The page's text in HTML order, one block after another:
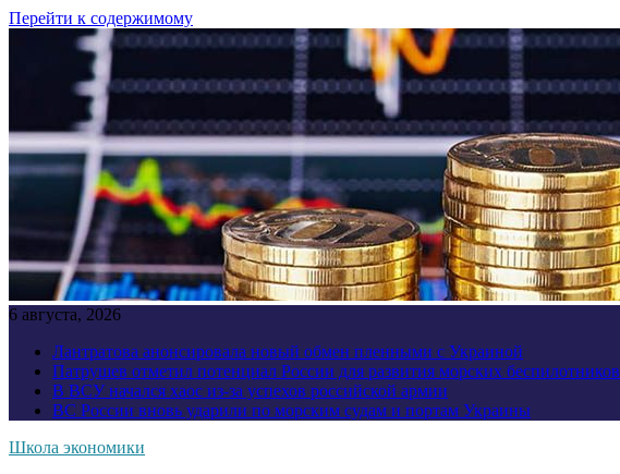
Перейти к содержимому
6 августа, 2026
Лантратова анонсировала новый обмен пленными с Украиной
Патрушев отметил потенциал России для развития морских беспилотников
В ВСУ начался хаос из-за успехов российской армии
ВС России вновь ударили по морским судам и портам Украины
Школа экономики